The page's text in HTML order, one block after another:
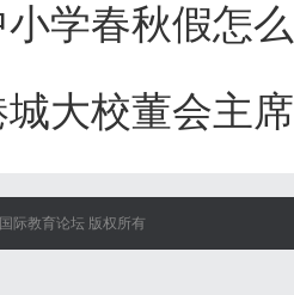
小学春秋假怎
城大校董会主
际教育论坛 版权所有